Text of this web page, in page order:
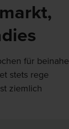
für beinahe
stets rege
ziemlich